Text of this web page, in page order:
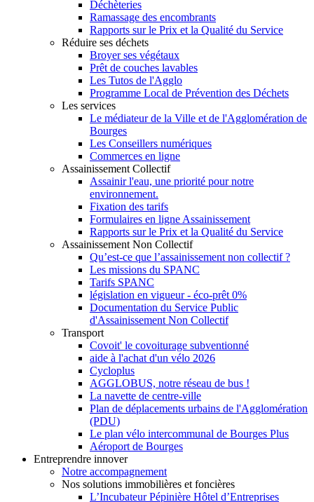
Déchèteries
Ramassage des encombrants
Rapports sur le Prix et la Qualité du Service
Réduire ses déchets
Broyer ses végétaux
Prêt de couches lavables
Les Tutos de l'Agglo
Programme Local de Prévention des Déchets
Les services
Le médiateur de la Ville et de l'Agglomération de
Bourges
Les Conseillers numériques
Commerces en ligne
Assainissement Collectif
Assainir l'eau, une priorité pour notre
environnement.
Fixation des tarifs
Formulaires en ligne Assainissement
Rapports sur le Prix et la Qualité du Service
Assainissement Non Collectif
Qu’est-ce que l’assainissement non collectif ?
Les missions du SPANC
Tarifs SPANC
législation en vigueur - éco-prêt 0%
Documentation du Service Public
d'Assainissement Non Collectif
Transport
Covoit' le covoiturage subventionné
aide à l'achat d'un vélo 2026
Cycloplus
AGGLOBUS, notre réseau de bus !
La navette de centre-ville
Plan de déplacements urbains de l'Agglomération
(PDU)
Le plan vélo intercommunal de Bourges Plus
Aéroport de Bourges
Entreprendre innover
Notre accompagnement
Nos solutions immobilières et foncières
L’Incubateur Pépinière Hôtel d’Entreprises